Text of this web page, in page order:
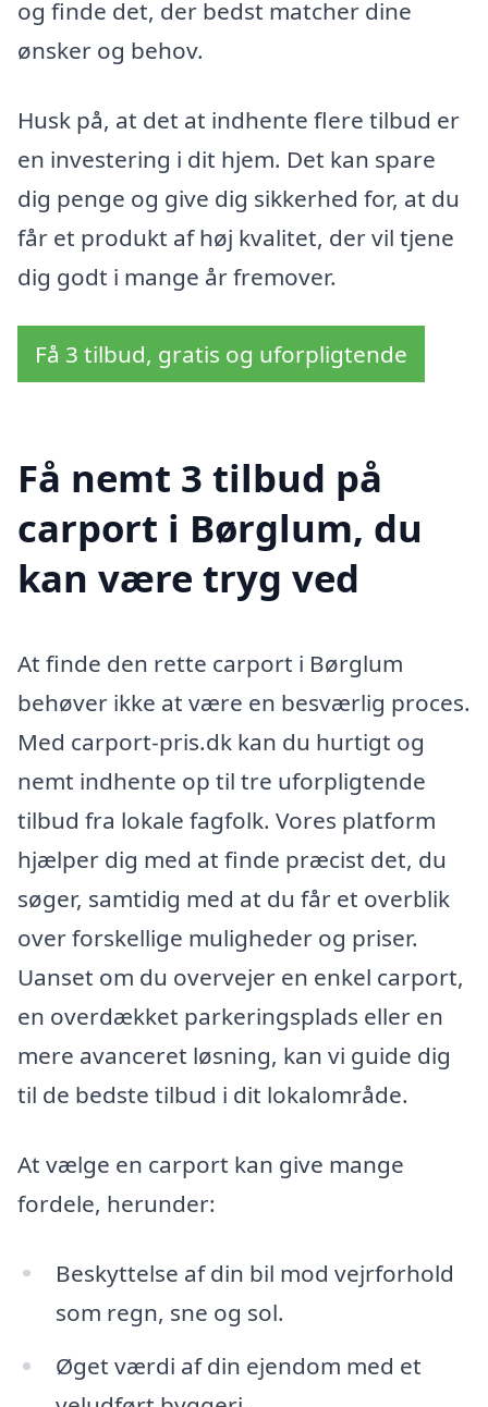
og finde det, der bedst matcher dine
ønsker og behov.
Husk på, at det at indhente flere tilbud er
en investering i dit hjem. Det kan spare
dig penge og give dig sikkerhed for, at du
får et produkt af høj kvalitet, der vil tjene
dig godt i mange år fremover.
Få 3 tilbud, gratis og uforpligtende
Få nemt 3 tilbud på
carport i Børglum, du
kan være tryg ved
At finde den rette carport i Børglum
behøver ikke at være en besværlig proces.
Med carport-pris.dk kan du hurtigt og
nemt indhente op til tre uforpligtende
tilbud fra lokale fagfolk. Vores platform
hjælper dig med at finde præcist det, du
søger, samtidig med at du får et overblik
over forskellige muligheder og priser.
Uanset om du overvejer en enkel carport,
en overdækket parkeringsplads eller en
mere avanceret løsning, kan vi guide dig
til de bedste tilbud i dit lokalområde.
At vælge en carport kan give mange
fordele, herunder:
Beskyttelse af din bil mod vejrforhold
som regn, sne og sol.
Øget værdi af din ejendom med et